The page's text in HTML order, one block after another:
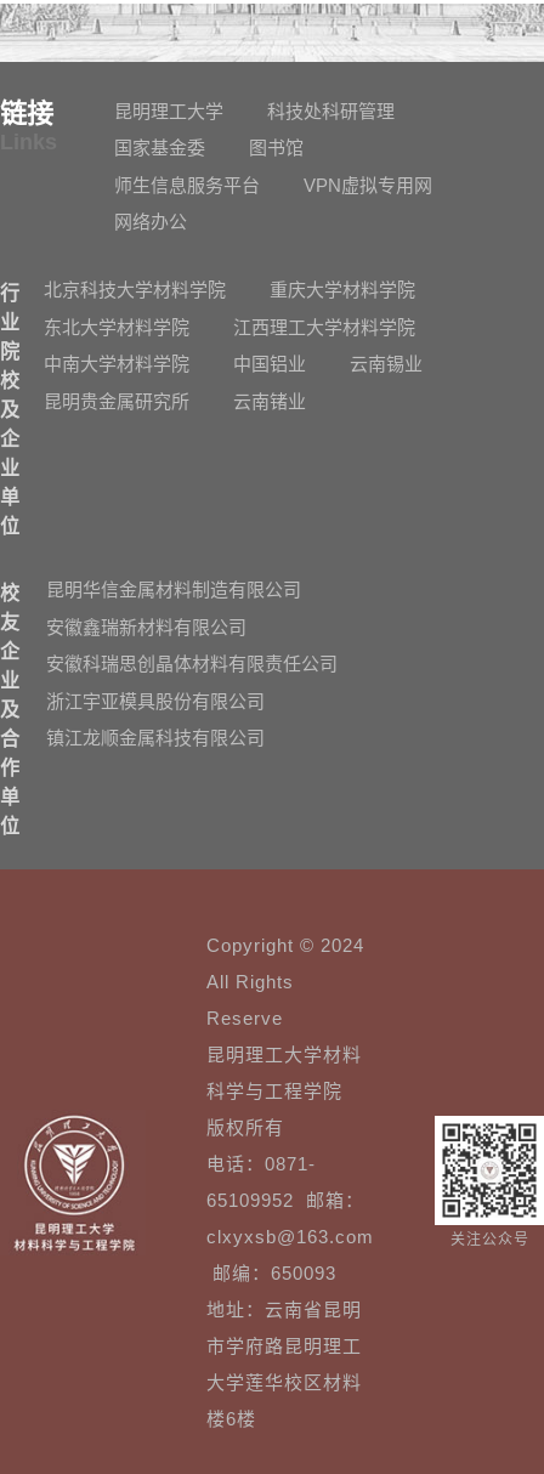
链接 昆明理工大学
科技处科研管理
国家基金委
图书馆
师生信息服务平台
VPN虚拟专用网
网络办公
行
业
院
校
及
企
业
单
位
北京科技大学材料学院
重庆大学材料学院
东北大学材料学院
江西理工大学材料学院
中南大学材料学院
中国铝业
云南锡业
昆明贵金属研究所
云南锗业
校
友
企
业
及
合
作
单
位
昆明华信金属材料制造有限公司
安徽鑫瑞新材料有限公司
安徽科瑞思创晶体材料有限责任公司
浙江宇亚模具股份有限公司
镇江龙顺金属科技有限公司
Copyright © 2024
All Rights
Reserve
昆明理工大学材料
科学与工程学院
版权所有
电话：0871-
65109952 邮箱：
clxyxsb@163.com
邮编：650093
地址：云南省昆明
市学府路昆明理工
大学莲华校区材料
楼6楼
关注公众号